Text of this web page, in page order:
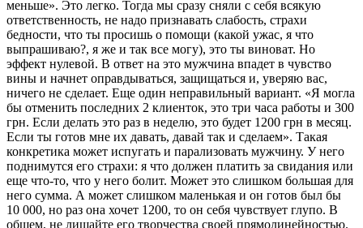
меньше». Это легко. Тогда мы сразу сняли с себя всякую
ответственность, не надо признавать слабость, страхи
бедности, что ты просишь о помощи (какой ужас, я что
выпрашиваю?, я же и так все могу), это ты виноват. Но
эффект нулевой. В ответ на это мужчина впадет в чувство
вины и начнет оправдываться, защищаться и, уверяю вас,
ничего не сделает. Еще один неправильный вариант. «Я могла
бы отменить последних 2 клиенток, это три часа работы и 300
грн. Если делать это раз в неделю, это будет 1200 грн в месяц.
Если ты готов мне их давать, давай так и сделаем». Такая
конкретика может испугать и парализовать мужчину. У него
поднимутся его страхи: я что должен платить за свидания или
еще что-то, что у него болит. Может это слишком большая для
него сумма. А может слишком маленькая и он готов был бы
10 000, но раз она хочет 1200, то он себя чувствует глупо. В
общем, не лишайте его творчества своей прямолинейностью.